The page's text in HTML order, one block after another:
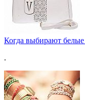
Когда выбирают
.